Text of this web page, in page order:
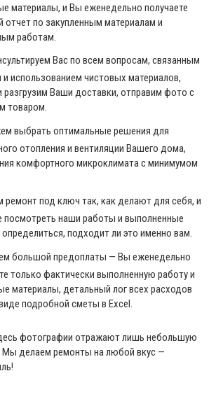
материалы, и Вы еженедельно получаете
отчет по закупленным материалам и
работам.
Вас по всем вопросам, связанным
использованием чистовых материалов,
разгрузим Ваши доставки, отправим фото с
товаром.
выбрать оптимальные решения для
отопления и вентиляции Вашего дома,
комфортного микроклимата с минимумом
под ключ так, как делают для себя, и
наши работы и выполненные
подходит ли это именно вам.
большой предоплаты — Вы еженедельно
только фактически выполненную работу и
материалы, детальный лог всех расходов
подробной сметы в Excel.
фотографии отражают лишь небольшую
Мы делаем ремонты на любой вкус —